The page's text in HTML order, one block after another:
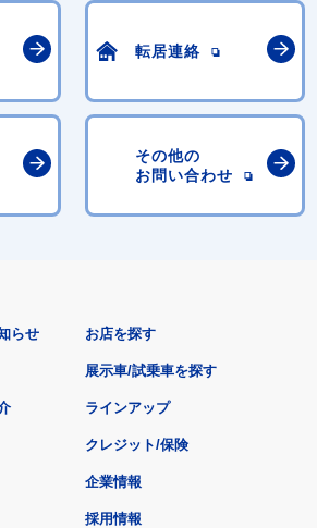
転居連絡
その他の
お問い合わせ
らせ お店を探す
展示車/試乗車を探す
ラインアップ
クレジット/保険
企業情報
採用情報